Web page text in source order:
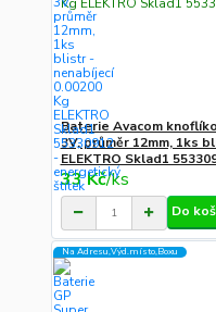
Baterie Avacom
3V, průměr 12mm, 1ks
ELEKTRO Sklad1
33 Kč/ks
Do
Na Adresu,Výd.místo,Boxu